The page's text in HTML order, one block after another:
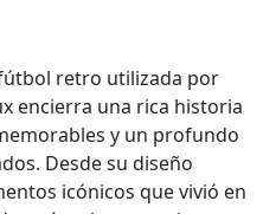
retro utilizada por
encierra una rica historia
y un profundo
Desde su diseño
icónicos que vivió en